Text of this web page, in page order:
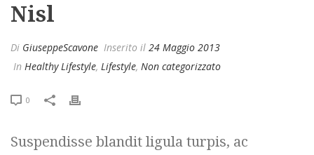
Nisl
Di GiuseppeScavone Inserito il 24 Maggio 2013
In Healthy Lifestyle, Lifestyle, Non categorizzato
0
Suspendisse blandit ligula turpis, ac